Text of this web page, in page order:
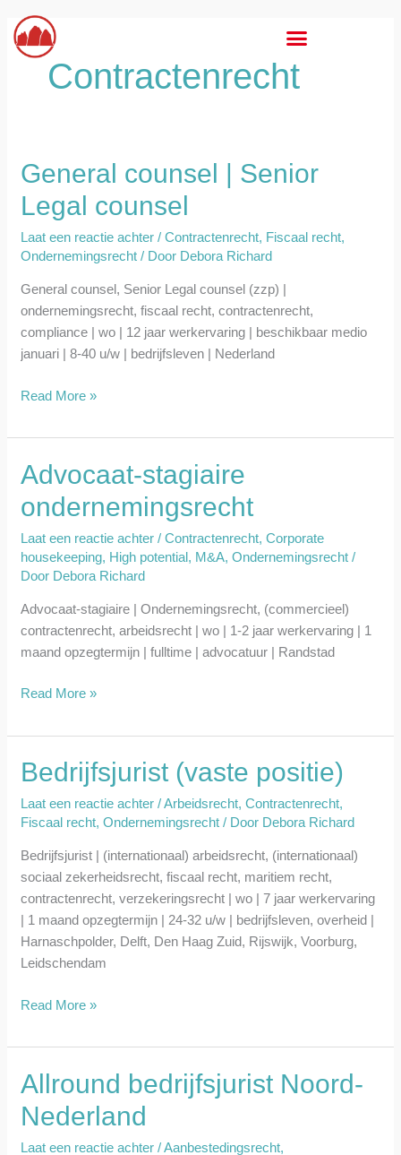
naar
Contractenrecht
General counsel | Senior
Legal counsel
Laat een reactie achter /Contractenrecht, Fiscaal recht,
Ondernemingsrecht / Door Debora Richard
General counsel, Senior Legal counsel (zzp) |
ondernemingsrecht, fiscaal recht, contractenrecht,
compliance | wo | 12 jaar werkervaring | beschikbaar medio
januari | 8-40 u/w | bedrijfsleven | Nederland
General
Senior
Legal
Read More »
Advocaat-stagiaire
ondernemingsrecht
Laat een reactie achter /Contractenrecht,Corporate
housekeeping, High potential, M&A,Ondernemingsrecht /
Door Debora Richard
Advocaat-stagiaire | Ondernemingsrecht, (commercieel)
contractenrecht, arbeidsrecht | wo | 1-2 jaar werkervaring | 1
maand opzegtermijn | fulltime | advocatuur | Randstad
Advocaat-
ondernemingsrecht
Read More »
Bedrijfsjurist (vaste positie)
Laat een reactie achter /Arbeidsrecht,Contractenrecht,
Fiscaal recht,Ondernemingsrecht / Door Debora Richard
Bedrijfsjurist | (internationaal) arbeidsrecht, (internationaal)
sociaal zekerheidsrecht, fiscaal recht, maritiem recht,
contractenrecht, verzekeringsrecht | wo | 7 jaar werkervaring
| 1 maand opzegtermijn | 24-32 u/w | bedrijfsleven, overheid |
Harnaschpolder, Delft, Den Haag Zuid, Rijswijk, Voorburg,
Leidschendam
Bedrijfsjurist
positie)
Read More »
Allround bedrijfsjurist Noord-
Nederland
Laat een reactie achter /Aanbestedingsrecht,
Allround
Noord-
Nederland